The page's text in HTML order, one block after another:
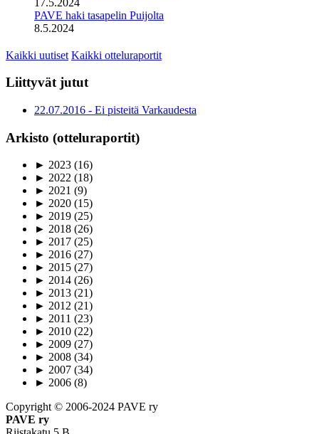
PAVE haki tasapelin Puijolta
8.5.2024
Kaikki uutiset Kaikki otteluraportit
Liittyvät jutut
22.07.2016 - Ei pisteitä Varkaudesta
Arkisto (otteluraportit)
► 2023 (16)
► 2022 (18)
► 2021 (9)
► 2020 (15)
► 2019 (25)
► 2018 (26)
► 2017 (25)
► 2016 (27)
► 2015 (27)
► 2014 (26)
► 2013 (21)
► 2012 (21)
► 2011 (23)
► 2010 (22)
► 2009 (27)
► 2008 (34)
► 2007 (34)
► 2006 (8)
Copyright © 2006-2024 PAVE ry
PAVE ry